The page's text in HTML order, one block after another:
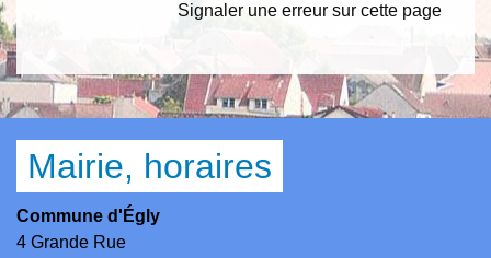
Signaler une erreur sur cette page
Mairie, horaires
Commune d'Égly
4 Grande Rue